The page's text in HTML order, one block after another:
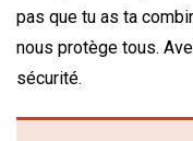
pas que tu as ta
nous protège tous.
sécurité.